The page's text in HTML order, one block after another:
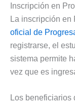
Inscripción en
La inscripción en
oficial de
registrarse, el
sistema permite
vez que es
Los beneficiarios